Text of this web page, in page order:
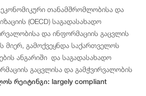
თანამშრომლობისა და
(OECD) საგადასახადო
და ინფორმაციის გაცვლის
გამოქვეყნდა საქართველოს
ანგარიში და საგადასახადო
გაცვლისა და გამჭვირვალობის
რეიტინგი: largely compliant